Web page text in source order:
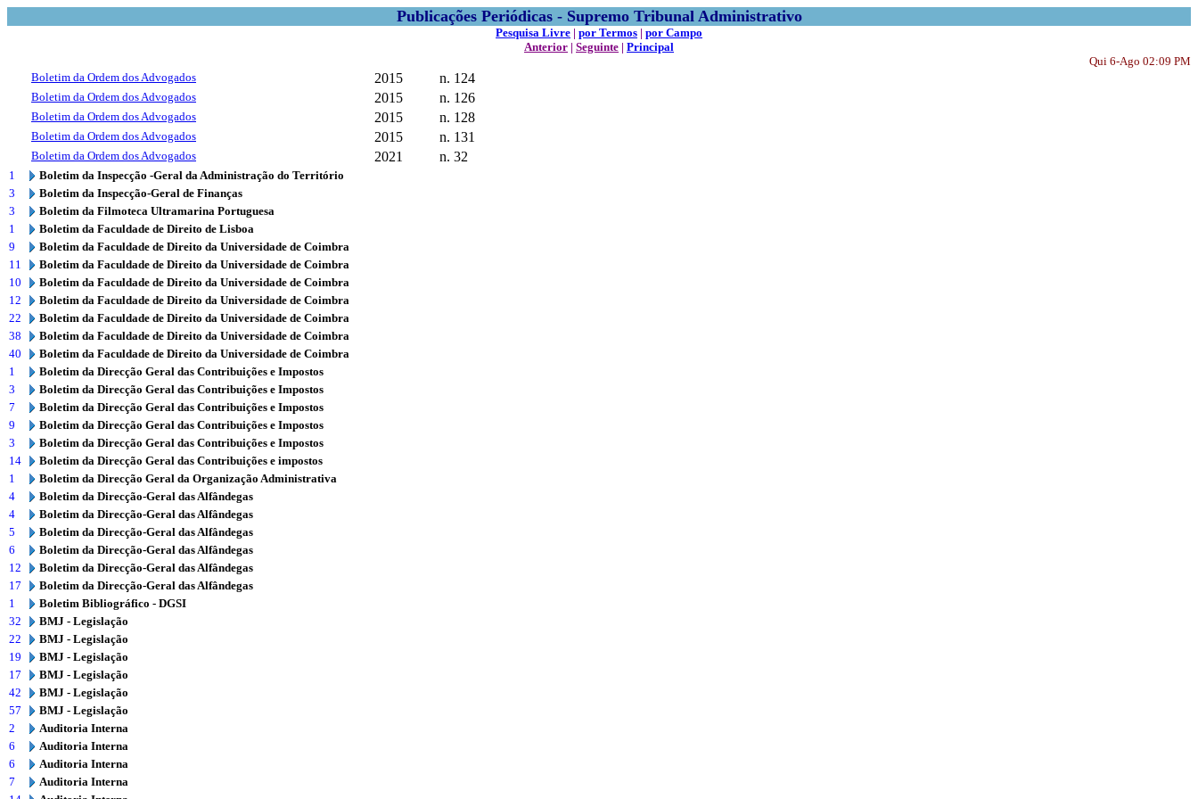
Publicações Periódicas - Supremo Tribunal Administrativo
Pesquisa Livre | por Termos | por Campo
Anterior | Seguinte | Principal
Qui 6-Ago 02:09 PM
Boletim da Ordem dos Advogados
2015 n. 124
Boletim da Ordem dos Advogados 2015 n. 126
Boletim da Ordem dos Advogados 2015 n. 128
Boletim da Ordem dos Advogados 2015 n. 131
Boletim da Ordem dos Advogados 2021 n. 32
1
Boletim da Inspecção -Geral da Administração do Território
3
Boletim da Inspecção-Geral de Finanças
3
Boletim da Filmoteca Ultramarina Portuguesa
1
Boletim da Faculdade de Direito de Lisboa
9
Boletim da Faculdade de Direito da Universidade de Coimbra
11
Boletim da Faculdade de Direito da Universidade de Coimbra
10
Boletim da Faculdade de Direito da Universidade de Coimbra
12
Boletim da Faculdade de Direito da Universidade de Coimbra
22
Boletim da Faculdade de Direito da Universidade de Coimbra
38
Boletim da Faculdade de Direito da Universidade de Coimbra
40
Boletim da Faculdade de Direito da Universidade de Coimbra
1
Boletim da Direcção Geral das Contribuições e Impostos
3
Boletim da Direcção Geral das Contribuições e Impostos
7
Boletim da Direcção Geral das Contribuições e Impostos
9
Boletim da Direcção Geral das Contribuições e Impostos
3
Boletim da Direcção Geral das Contribuições e Impostos
14
Boletim da Direcção Geral das Contribuições e impostos
1
Boletim da Direcção Geral da Organização Administrativa
4
Boletim da Direcção-Geral das Alfândegas
4
Boletim da Direcção-Geral das Alfândegas
5
Boletim da Direcção-Geral das Alfândegas
6
Boletim da Direcção-Geral das Alfândegas
12
Boletim da Direcção-Geral das Alfândegas
17
Boletim da Direcção-Geral das Alfândegas
1
Boletim Bibliográfico - DGSI
32
BMJ - Legislação
22
BMJ - Legislação
19
BMJ - Legislação
17
BMJ - Legislação
42
BMJ - Legislação
57
BMJ - Legislação
2
Auditoria Interna
6
Auditoria Interna
6
Auditoria Interna
7
Auditoria Interna